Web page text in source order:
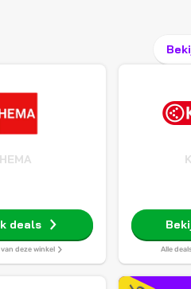
HEMA
deals
van deze winkel Alle